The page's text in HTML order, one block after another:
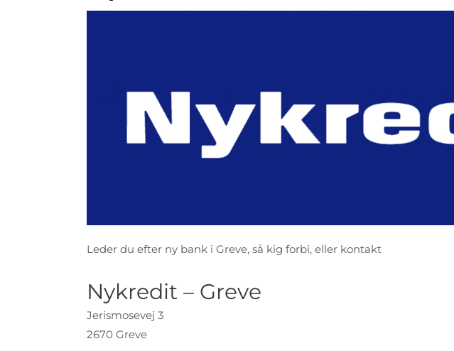
Leder du efter ny bank i Greve, så kig forbi, eller kontakt
Nykredit – Greve
Jerismosevej 3
2670 Greve